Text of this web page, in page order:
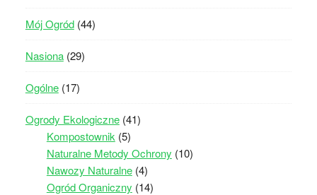
Mój Ogród(44)
Nasiona(29)
Ogólne(17)
Ogrody Ekologiczne(41)
Kompostownik (5)
Naturalne Metody Ochrony (10)
Nawozy Naturalne(4)
Ogród Organiczny (14)